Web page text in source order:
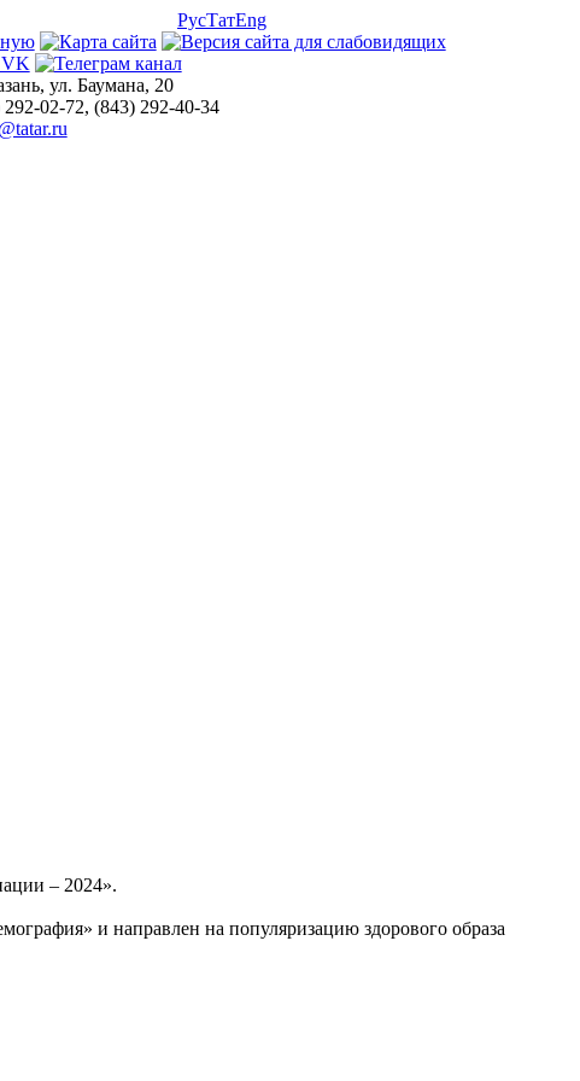
РусТатEng
ул. Баумана, 20
292-02-72, (843) 292-40-34
– 2024».
и направлен на популяризацию здорового образа